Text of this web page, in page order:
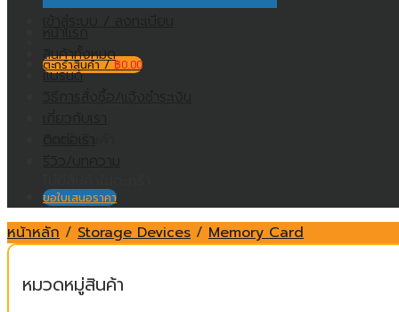
ตะกร้าสินค้า /฿0.00
ไม่มีสินค้าในตะกร้า
สินค้าทั้งหมด
แบรนด์
วิธีการสั่งซื้อ/แจ้งชำระเงิน
ขอใบเสนอราคา
หน้าหลัก / Storage Devices / Memory Card
หมวดหมู่สินค้า